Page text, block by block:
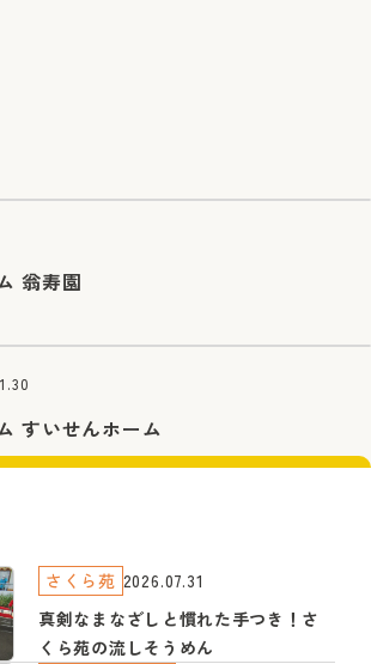
翁寿園
すいせんホーム
真剣なまなざしと慣れた手つき！さ
くら苑の流しそうめん
さくら苑 2026.07.31